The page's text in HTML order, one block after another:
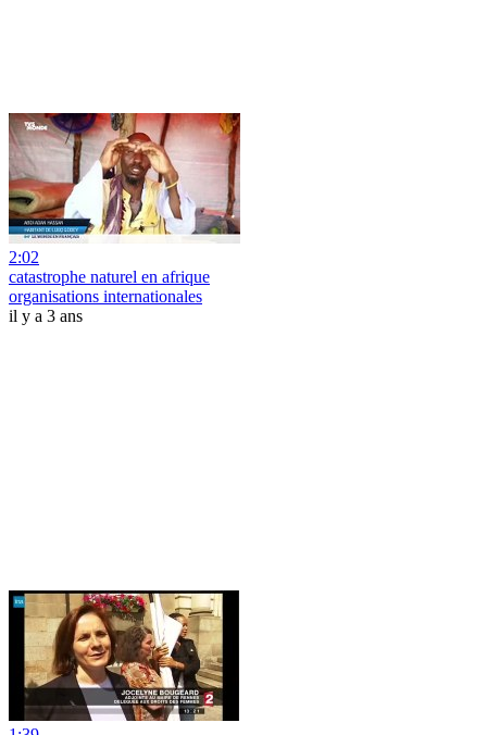
2:02
catastrophe naturel en afrique
organisations internationales
il y a 3 ans